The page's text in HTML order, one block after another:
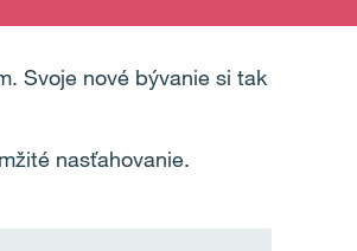
Svoje nové bývanie si tak
nasťahovanie.